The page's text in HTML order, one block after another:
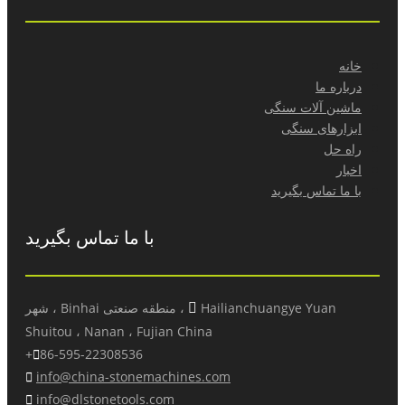
-پاسخ کارآمد به شکایات کیفیت و خدمات.
خانه
درباره ما
ماشین آلات سنگی
ابزارهای سنگی
راه حل
اخبار
با ما تماس بگیرید
با ما تماس بگیرید

Hailianchuangye Yuan ، منطقه صنعتی Binhai ، شهر
Shuitou ، Nanan ، Fujian China
86-595-22308536+
 info@china-stonemachines.com
 info@dlstonetools.com